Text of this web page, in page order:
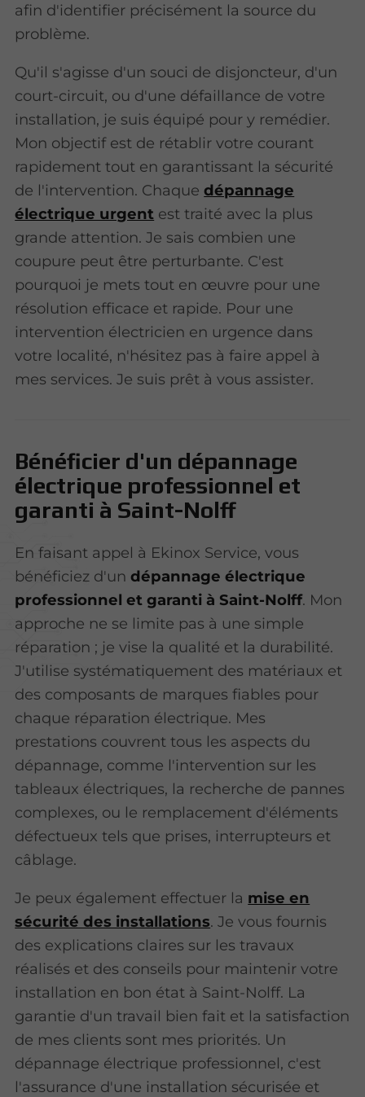
afin d'identifier précisément la source du
problème.
Qu'il s'agisse d'un souci de disjoncteur, d'un
court-circuit, ou d'une défaillance de votre
installation, je suis équipé pour y remédier.
Mon objectif est de rétablir votre courant
rapidement tout en garantissant la sécurité
de l'intervention. Chaquedépannage
électrique urgent est traité avec la plus
grande attention. Je sais combien une
coupure peut être perturbante. C'est
pourquoi je mets tout en œuvre pour une
résolution efficace et rapide. Pour une
intervention électricien en urgence dans
votre localité, n'hésitez pas à faire appel à
mes services. Je suis prêt à vous assister.
Bénéficier d'un dépannage
électrique professionnel et
garanti à Saint-Nolff
En faisant appel à Ekinox Service, vous
bénéficiez d'undépannage électrique
professionnel et garanti à Saint-Nolff. Mon
approche ne se limite pas à une simple
réparation ; je vise la qualité et la durabilité.
J'utilise systématiquement des matériaux et
des composants de marques fiables pour
chaque réparation électrique. Mes
prestations couvrent tous les aspects du
dépannage, comme l'intervention sur les
tableaux électriques, la recherche de pannes
complexes, ou le remplacement d'éléments
défectueux tels que prises, interrupteurs et
câblage.
Je peux également effectuer la mise en
sécurité des installations. Je vous fournis
des explications claires sur les travaux
réalisés et des conseils pour maintenir votre
installation en bon état à Saint-Nolff. La
garantie d'un travail bien fait et la satisfaction
de mes clients sont mes priorités. Un
dépannage électrique professionnel, c'est
l'assurance d'une installation sécurisée et